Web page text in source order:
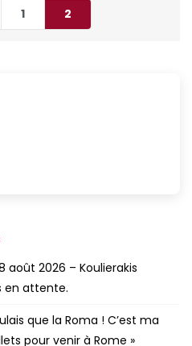
1 2
août 2026 – Koulierakis
en attente.
que la Roma ! C’est ma
pour venir à Rome »